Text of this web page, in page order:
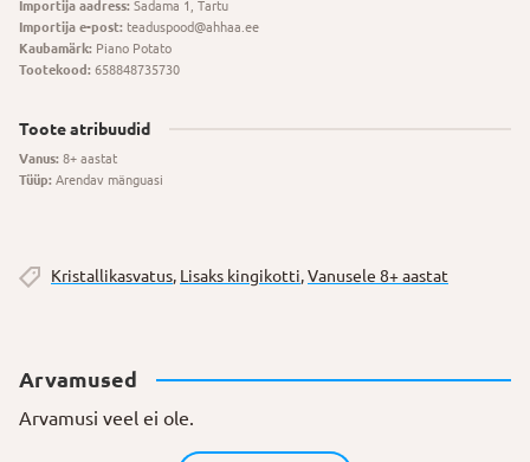
Importija aadress: Sadama 1, Tartu
Importija e-post: teaduspood@ahhaa.ee
Kaubamärk: Piano Potato
Tootekood: 658848735730
Toote atribuudid
Vanus: 8+ aastat
Tüüp: Arendav mänguasi
Kristallikasvatus, Lisaks kingikotti,Vanusele 8+ aastat
Arvamused
Arvamusi veel ei ole.